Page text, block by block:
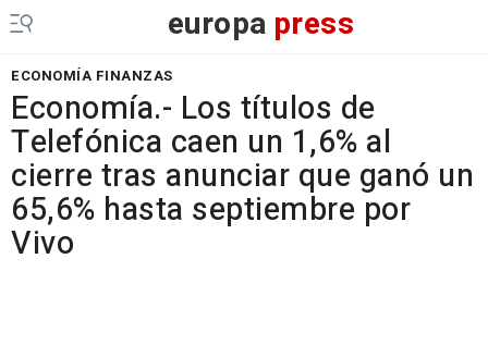
europa press
ECONOMÍA FINANZAS
Economía.- Los títulos de
Telefónica caen un 1,6% al
cierre tras anunciar que ganó un
65,6% hasta septiembre por
Vivo